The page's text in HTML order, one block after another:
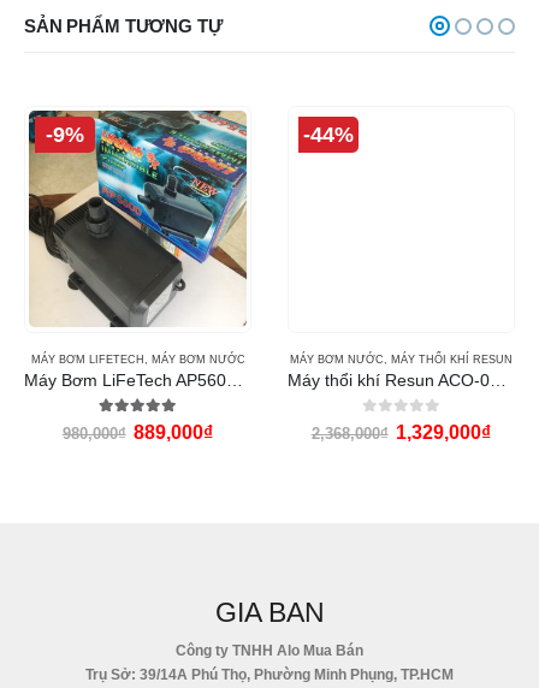
SẢN PHẨM TƯƠNG TỰ
-9%
MÁY BƠM LIFETECH MÁY BƠM NƯỚC
5.00 out of 5
980,000₫ 889,000₫
-44%
MÁY BƠM NƯỚC MÁY THỔI KHÍ RESUN
0out of 5
2,368,000₫ 1,329,000₫
GIA BAN
Công ty TNHH Alo Mua Bán
Trụ Sở: 39/14A Phú Thọ, Phường Minh Phụng, TP.HCM